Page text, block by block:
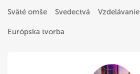
Sväté omše Svedectvá Vzdelávanie
Európska tvorba